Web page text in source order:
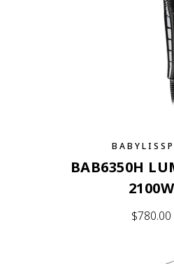
BAB6350H
2100W
$780.00